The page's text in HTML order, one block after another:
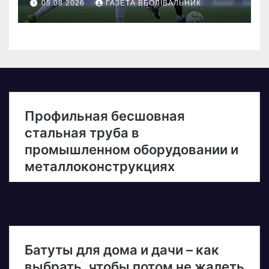
05.08.2026 ГАЗЕТА ВБОЛІВАЛЬНИК